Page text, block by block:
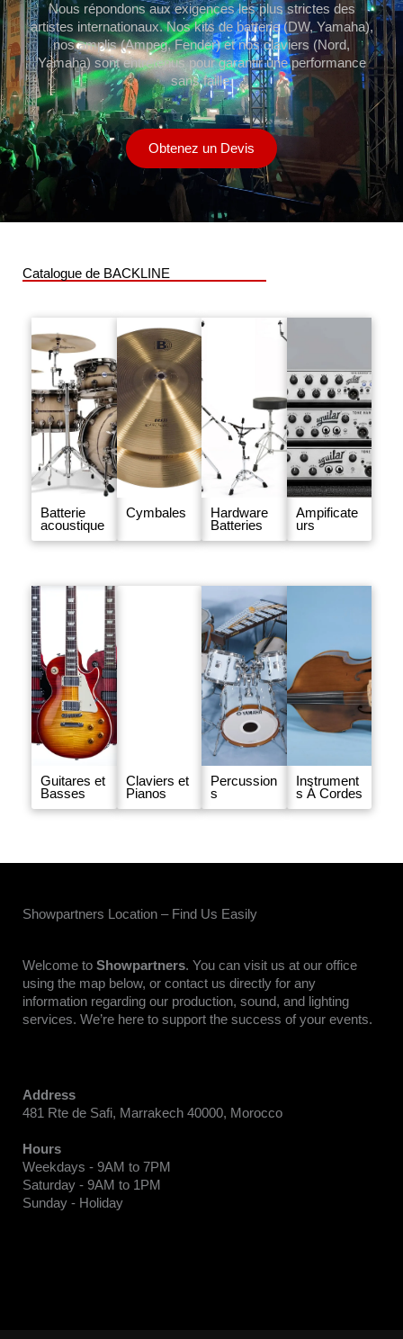
Nous répondons aux exigences les plus strictes des
artistes internationaux. Nos kits de batterie (DW, Yamaha),
nos amplis (Ampeg, Fender) et nos claviers (Nord,
Yamaha) sont entretenus pour garantir une performance
sans faille.
Obtenez un Devis
Catalogue de BACKLINE
Batterie
acoustique
Cymbales
Hardware
Batteries
Ampificate
urs
Guitares et
Basses
Claviers et
Pianos
Percussion
s
Instrument
s À Cordes
Showpartners Location – Find Us Easily
Welcome to Showpartners. You can visit us at our office
using the map below, or contact us directly for any
information regarding our production, sound, and lighting
services. We’re here to support the success of your events.
Address
481 Rte de Safi, Marrakech 40000, Morocco
Hours
Weekdays - 9AM to 7PM
Saturday - 9AM to 1PM
Sunday - Holiday